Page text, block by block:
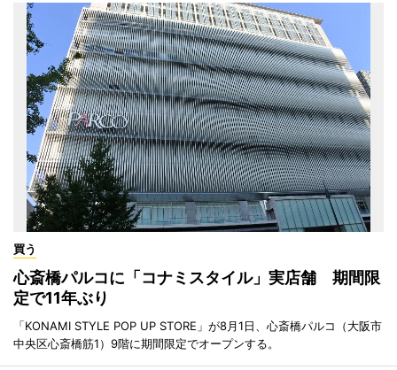
買う
心斎橋パルコに「コナミスタイル」実店舗 期間限
定で11年ぶり
「KONAMI STYLE POP UP STORE」が8月1日、心斎橋パルコ（大阪市
中央区心斎橋筋1）9階に期間限定でオープンする。